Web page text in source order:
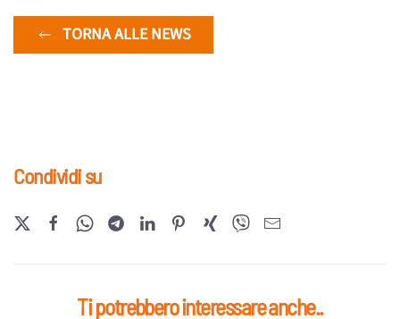
TORNA ALLE NEWS
Condividi su
Ti potrebbero interessare anche..